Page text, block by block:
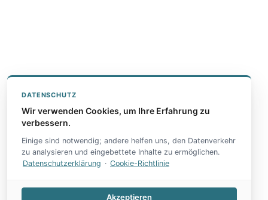
DATENSCHUTZ
Wir verwenden Cookies, um Ihre Erfahrung zu
verbessern.
Einige sind notwendig; andere helfen uns, den Datenverkehr
zu analysieren und eingebettete Inhalte zu ermöglichen.
Datenschutzerklärung · Cookie-Richtlinie
Akzeptieren